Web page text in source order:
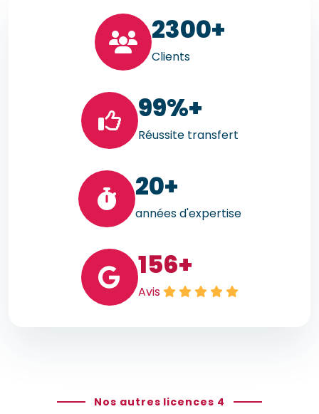
2300+
Clients
99%+
Réussite transfert
20+
années d'expertise
156+
Avis
Nos autres licences 4